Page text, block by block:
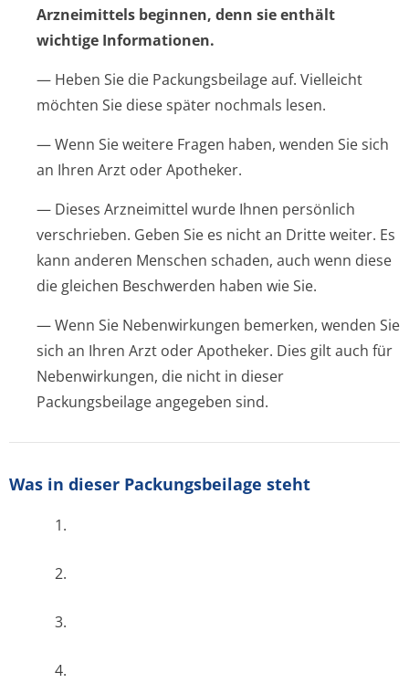
Arzneimittels beginnen, denn sie enthält
wichtige Informationen.
— Heben Sie die Packungsbeilage auf. Vielleicht
möchten Sie diese später nochmals lesen.
— Wenn Sie weitere Fragen haben, wenden Sie sich
an Ihren Arzt oder Apotheker.
— Dieses Arzneimittel wurde Ihnen persönlich
verschrieben. Geben Sie es nicht an Dritte weiter. Es
kann anderen Menschen schaden, auch wenn diese
die gleichen Beschwerden haben wie Sie.
— Wenn Sie Nebenwirkungen bemerken, wenden Sie
sich an Ihren Arzt oder Apotheker. Dies gilt auch für
Nebenwirkungen, die nicht in dieser
Packungsbeilage angegeben sind.
Was in dieser Packungsbeilage steht
1.
2.
3.
4.